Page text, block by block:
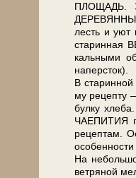
ПЛОЩАДЬ.
лесть и уют
ста­рин­ная
каль­ны­ми
наперсток).
В
му рецепту
булку
ЧАЕПИТИЯ
рецептам.
На
ветряной